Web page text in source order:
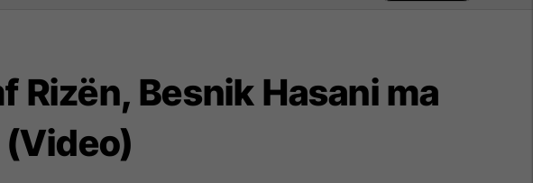
Rizën, Besnik Hasani ma